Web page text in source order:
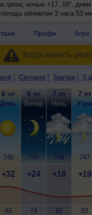
гроза; ночью +17..19°,
обновлен 3 часа 53
Профи Агро
Когда менять
Сегодня Завтра 3
6 чт
День
746
+32
43
6 чт
Вечер
745
+24
74
7 пт
Ночь
746
+18
92
7 пт
Утро
747
+19
83